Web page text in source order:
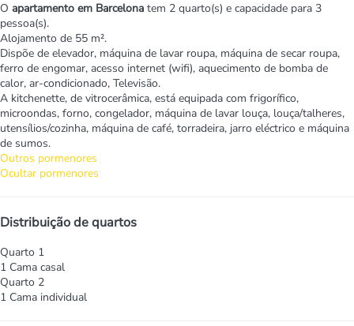
O apartamento em Barcelona tem 2 quarto(s) e capacidade para 3
pessoa(s).
Alojamento de 55 m².
Dispõe de elevador, máquina de lavar roupa, máquina de secar roupa,
ferro de engomar, acesso internet (wifi), aquecimento de bomba de
calor, ar-condicionado, Televisão.
A kitchenette, de vitrocerâmica, está equipada com frigorífico,
microondas, forno, congelador, máquina de lavar louça, louça/talheres,
utensílios/cozinha, máquina de café, torradeira, jarro eléctrico e máquina
de sumos.
Outros pormenores
Ocultar pormenores
Distribuição de quartos
Quarto 1
1 Cama casal
Quarto 2
1 Cama individual